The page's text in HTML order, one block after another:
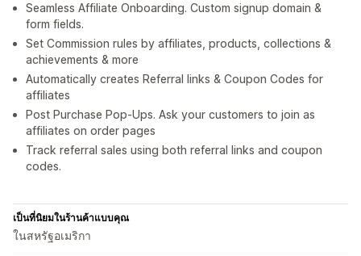
Seamless Affiliate Onboarding. Custom signup domain &
form fields.
Set Commission rules by affiliates, products, collections &
achievements & more
Automatically creates Referral links & Coupon Codes for
affiliates
Post Purchase Pop-Ups. Ask your customers to join as
affiliates on order pages
Track referral sales using both referral links and coupon
codes.
เป็นที่นิยมในร้านค้าแบบคุณ
ในสหรัฐอเมริกา